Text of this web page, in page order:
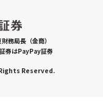
務局長（金商）
券はPayPay証券
Reserved.